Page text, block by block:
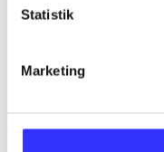
Statistik
Marketing